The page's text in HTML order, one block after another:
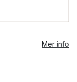
Mer info